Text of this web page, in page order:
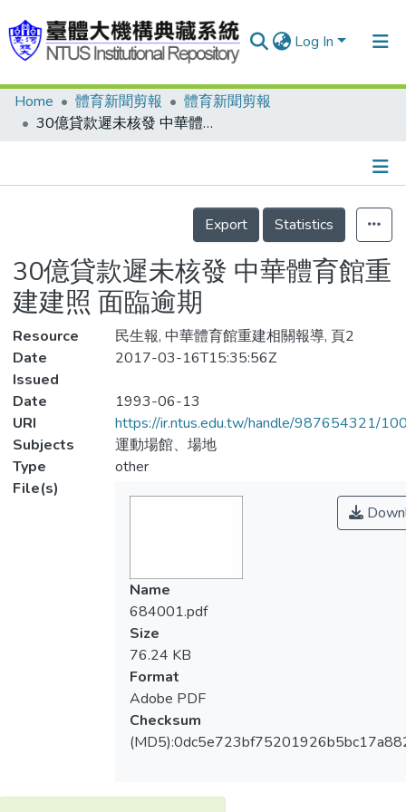
Log In
Communities & Collections
Statistics
Home 體育新聞剪報
體育新聞剪報
30億貸款遲未核發 中華體育館重建建照 面臨逾期
Details
Export
Statistics
30億貸款遲未核發 中華體育館重
建建照 面臨逾期
Resource
民生報, 中華體育館重建相關報導, 頁2
Date
Issued
2017-03-16T15:35:56Z
Date
1993-06-13
URI
https://ir.ntus.edu.tw/handle/987654321/
Subjects
運動場館、場地
Type
other
File(s)
Name
684001.pdf
Size
76.24 KB
Format
Adobe PDF
Checksum